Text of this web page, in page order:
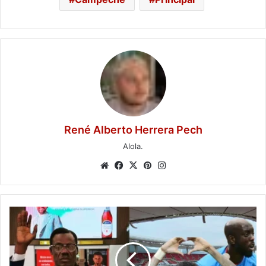
René Alberto Herrera Pech
Alola.
WebsiteFacebook
X Pinterest
Lumumba
Vea
llega
Guadalajara